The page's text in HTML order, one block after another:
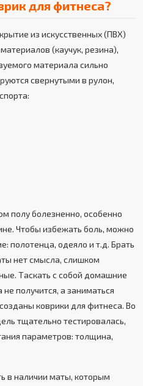
для фитнеса?
из искусственных (ПВХ)
(каучук, резина),
материала сильно
свернутыми в рулон,
полу болезненно, особенно
Чтобы избежать боль, можно
полотенца, одеяло и т.д. Брать
нет смысла, слишком
Таскать с собой домашние
получится, а заниматься
коврики для фитнеса. Во
тщательно тестировалась,
параметров: толщина,
в наличии маты, которым